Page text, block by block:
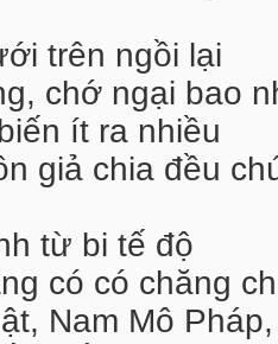
trên ngồi lại
chớ ngại bao
ít ra nhiều
giả chia đều
từ bi tế độ
có có chăng
Nam Mô